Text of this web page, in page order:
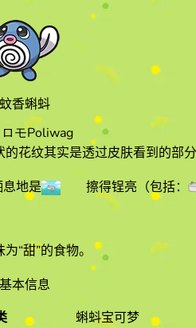
蚊香蝌蚪
モPoliwag
花纹其实是透过皮肤看到的部分
地是 擦得锃亮 （包括：
“甜”的食物。
基本信息
蝌蚪宝可梦